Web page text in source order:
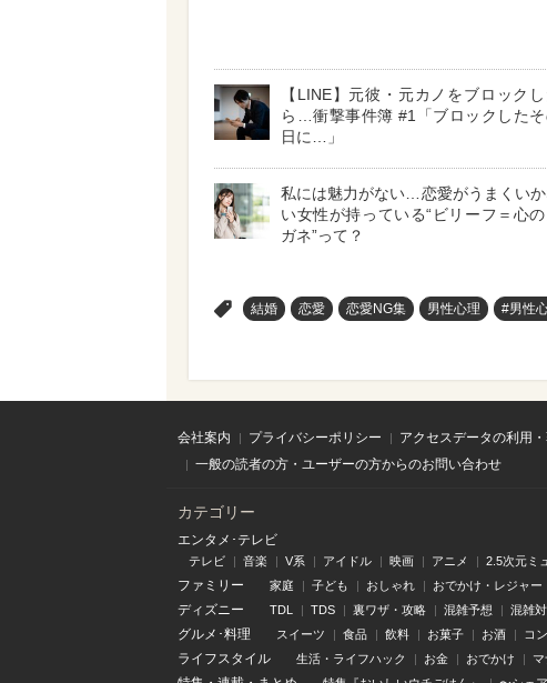
【LINE】元彼・元カノをブロックし
ら…衝撃事件簿 #1「ブロックした
日に…」
私には魅力がない…恋愛がうまくい
い女性が持っている“ビリーフ＝心の
ガネ”って？
結婚 恋愛 恋愛NG集 男性心理 #男性
会社案内 プライバシーポリシー アクセスデータの利用
一般の読者の方・ユーザーの方からのお問い合わせ
カテゴリー
エンタメ･テレビ
テレビ 音楽 V系 アイドル 映画 アニメ 2.5次元ミ
ファミリー 家庭 子ども おしゃれ おでかけ・レジャー
ディズニー TDL TDS 裏ワザ・攻略 混雑予想 混雑
グルメ･料理 スイーツ 食品 飲料 お菓子 お酒 コ
ライフスタイル 生活・ライフハック お金 おでかけ